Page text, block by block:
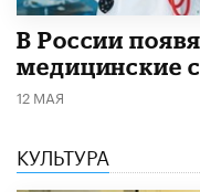
В России
медицинские
12 МАЯ
КУЛЬТУРА